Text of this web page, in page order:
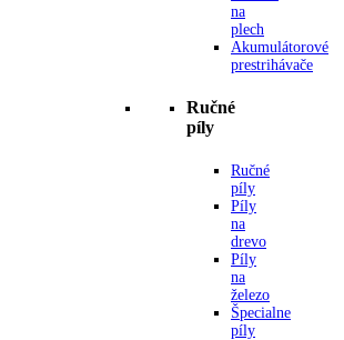
na
plech
Akumulátorové
prestrihávače
Ručné
píly
Ručné
píly
Píly
na
drevo
Píly
na
železo
Špecialne
píly